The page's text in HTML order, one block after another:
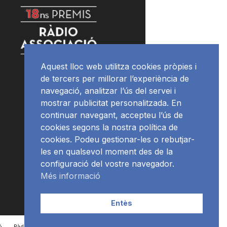
Aquest lloc web utilitza cookies pròpies i
de tercers per millorar l’experiència de
navegació, analitzar l’ús del servei i
mostrar publicitat personalitzada. En
continuar navegant, accepteu l’ús de
cookies segons la nostra política de
cookies. Podeu gestionar-les o rebutjar-
les en qualsevol moment des de la
configuració del vostre navegador.
Més informació
Entès